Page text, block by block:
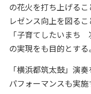
の花火を打ち上げる
レゼンス向上を図る
「子育てしたいまち
の実現をも目的とする。
「横浜都筑太鼓」演
パフォーマンスも実施